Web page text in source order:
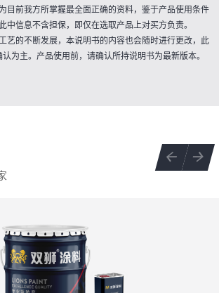
目前我方所掌握最全面正确的资料，鉴于产品使用条件
中信息不含担保，即仅在选取产品上对买方负责。
艺的不断发展，本说明书的内容也会随时进行更改，此
为主。产品使用前，请确认所持说明书为最新版本。